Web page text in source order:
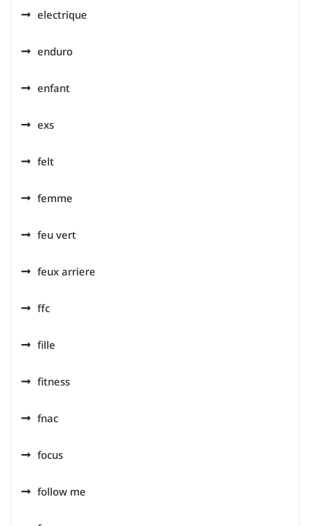
electrique
enduro
enfant
exs
felt
femme
feu vert
feux arriere
ffc
fille
fitness
fnac
focus
follow me